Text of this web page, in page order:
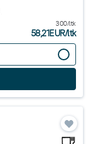
300/ltk
58,21EUR/ltk